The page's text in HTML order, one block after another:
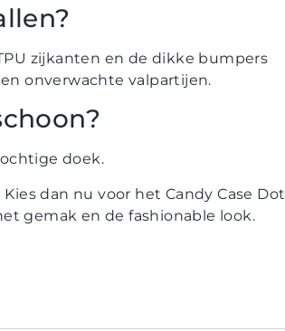
zijkanten en de dikke bumpers
onverwachte valpartijen.
doek.
dan nu voor het Candy Case Dot
gemak en de fashionable look.